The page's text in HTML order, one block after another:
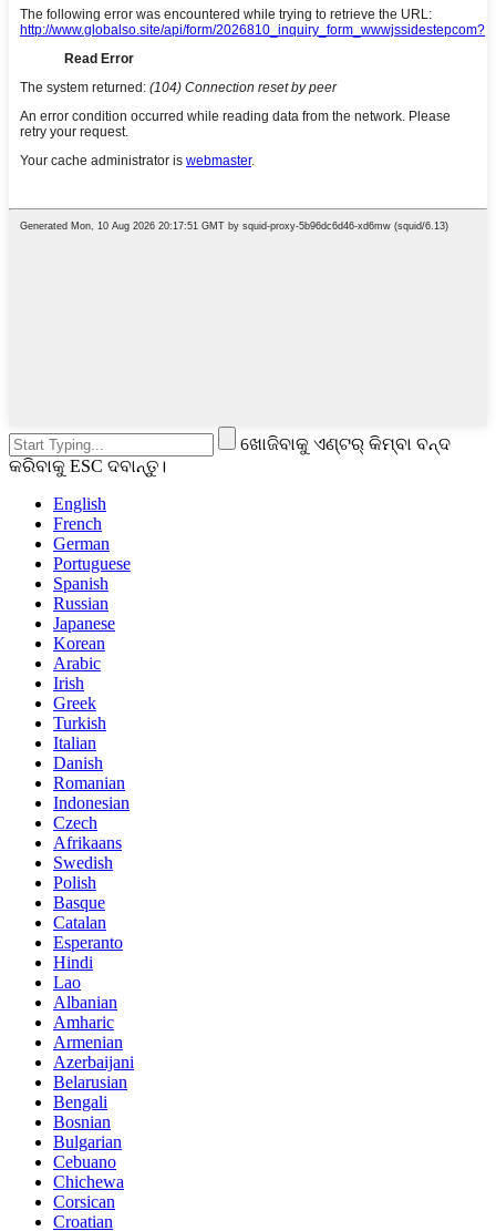
ଖୋଜିବାକୁ ଏଣ୍ଟର୍ କିମ୍ବା ବନ୍ଦ
କରିବାକୁ ESC ଦବାନ୍ତୁ।
English
French
German
Portuguese
Spanish
Russian
Japanese
Korean
Arabic
Irish
Greek
Turkish
Italian
Danish
Romanian
Indonesian
Czech
Afrikaans
Swedish
Polish
Basque
Catalan
Esperanto
Hindi
Lao
Albanian
Amharic
Armenian
Azerbaijani
Belarusian
Bengali
Bosnian
Bulgarian
Cebuano
Chichewa
Corsican
Croatian